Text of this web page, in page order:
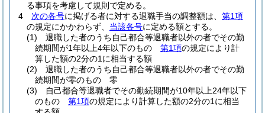
る事項を考慮して規則で定める。
4
次の各号に掲げる者に対する退職手当の調整額は、 第1項
の規定にかかわらず、 当該各号に定める額とする。
(1)
退職した者のうち自己都合等退職者以外の者でその勤
続期間が1年以上4年以下のもの 第1項の規定により計
算した額の2分の1に相当する額
(2)
退職した者のうち自己都合等退職者以外の者でその勤
続期間が零のもの 零
(3)
自己都合等退職者でその勤続期間が10年以上24年以下
のもの 第1項の規定により計算した額の2分の1に相当